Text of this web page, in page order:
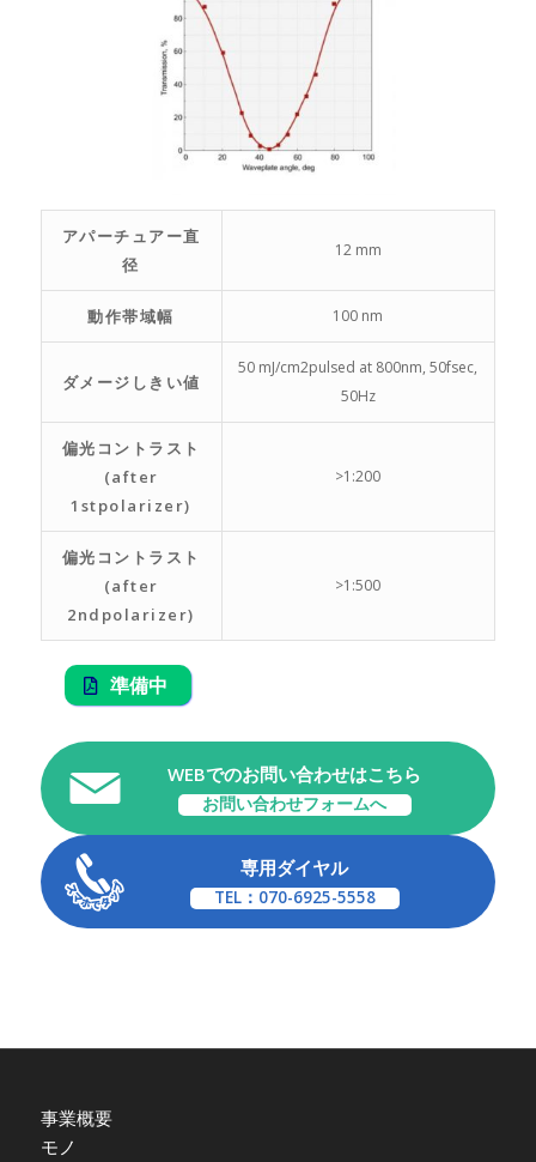
アパーチュアー直
径
12 mm
動作帯域幅 100 nm
ダメージしきい値
50 mJ/cm2pulsed at 800nm, 50fsec,
50Hz
偏光コントラスト
(after
1stpolarizer)
>1:200
偏光コントラスト
(after
2ndpolarizer)
>1:500
準備中
WEBでのお問い合わせはこちら
お問い合わせフォームへ
専用ダイヤル
TEL：070-6925-5558
事業概要
モノ